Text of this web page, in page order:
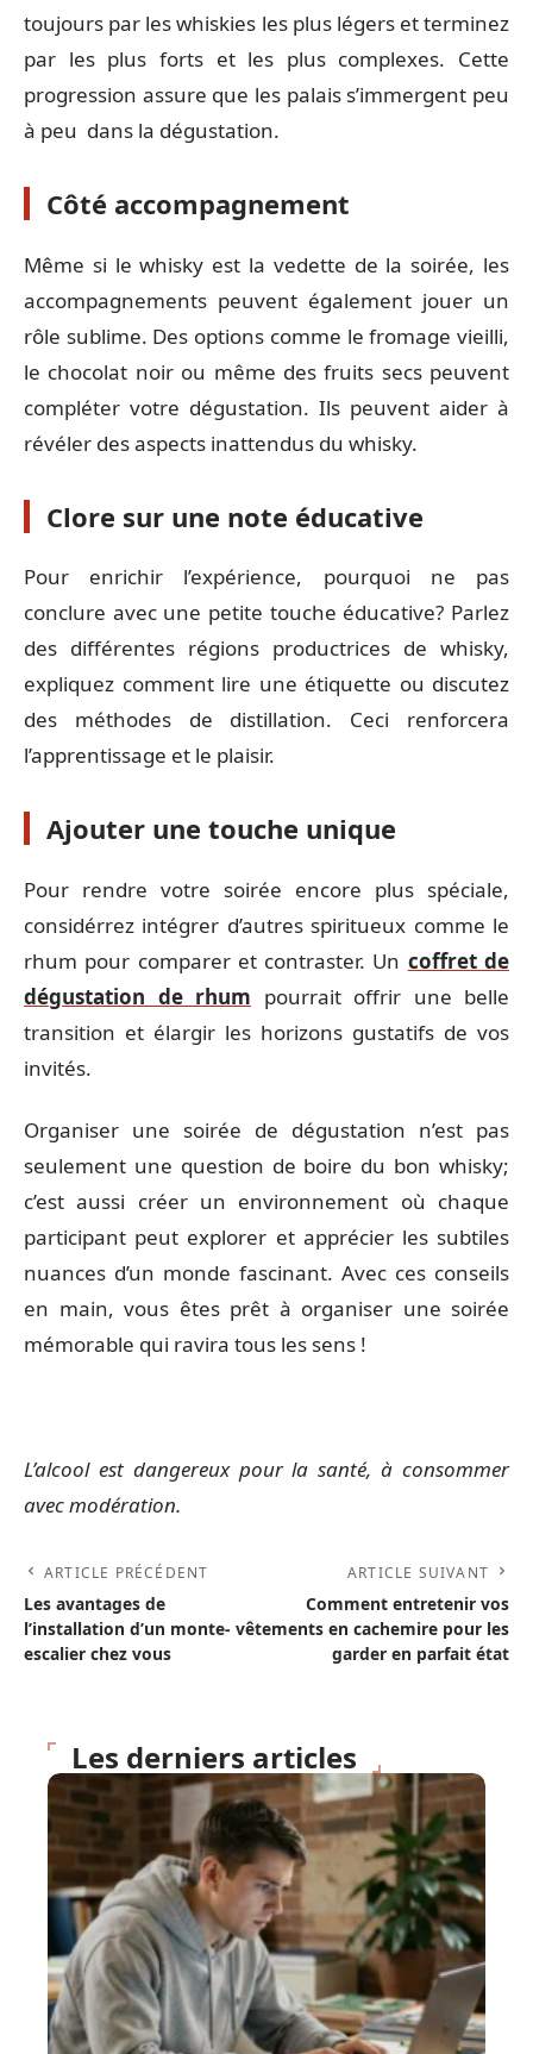
toujours par les whiskies les plus légers et terminez
par les plus forts et les plus complexes. Cette
progression assure que les palais s’immergent peu
à peu dans la dégustation.
Côté accompagnement
Même si le whisky est la vedette de la soirée, les
accompagnements peuvent également jouer un
rôle sublime. Des options comme le fromage vieilli,
le chocolat noir ou même des fruits secs peuvent
compléter votre dégustation. Ils peuvent aider à
révéler des aspects inattendus du whisky.
Clore sur une note éducative
Pour enrichir l’expérience, pourquoi ne pas
conclure avec une petite touche éducative? Parlez
des différentes régions productrices de whisky,
expliquez comment lire une étiquette ou discutez
des méthodes de distillation. Ceci renforcera
l’apprentissage et le plaisir.
Ajouter une touche unique
Pour rendre votre soirée encore plus spéciale,
considérrez intégrer d’autres spiritueux comme le
rhum pour comparer et contraster. Un coffret de
dégustation de rhum pourrait offrir une belle
transition et élargir les horizons gustatifs de vos
invités.
Organiser une soirée de dégustation n’est pas
seulement une question de boire du bon whisky;
c’est aussi créer un environnement où chaque
participant peut explorer et apprécier les subtiles
nuances d’un monde fascinant. Avec ces conseils
en main, vous êtes prêt à organiser une soirée
mémorable qui ravira tous les sens !
L’alcool est dangereux pour la santé, à consommer
avec modération.
ARTICLE PRÉCÉDENT
Les avantages de
l’installation d’un monte-
escalier chez vous
ARTICLE SUIVANT
Comment entretenir vos
vêtements en cachemire pour les
garder en parfait état
Les derniers articles